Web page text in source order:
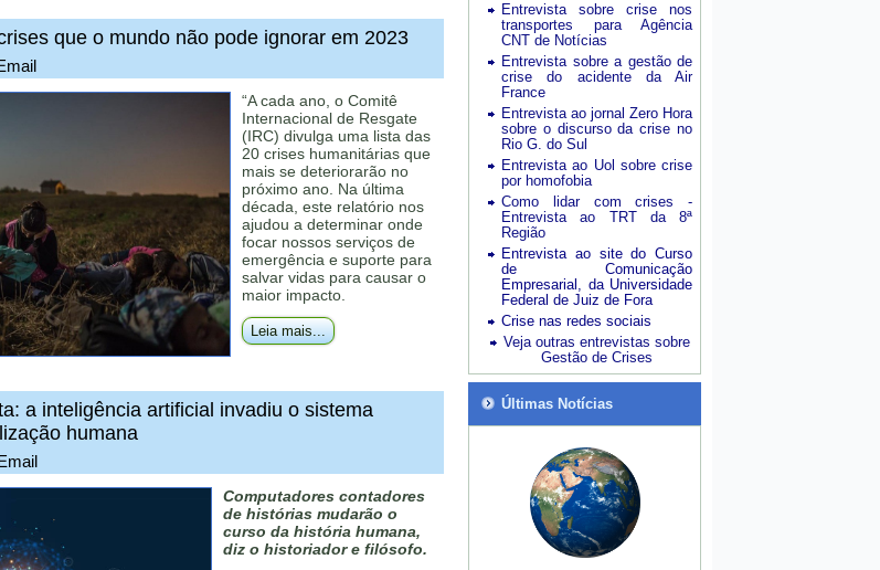
que o mundo não pode ignorar em 2023
“A cada ano, o Comitê
Internacional de Resgate
(IRC) divulga uma lista das
20 crises humanitárias que
mais se deteriorarão no
próximo ano. Na última
década, este relatório nos
ajudou a determinar onde
focar nossos serviços de
emergência e suporte para
salvar vidas para causar o
maior impacto.
Leia mais...
a inteligência artificial invadiu o sistema
humana
Computadores contadores
de histórias mudarão o
curso da história humana,
diz o historiador e filósofo.
Entrevista sobre crise nos
transportes para Agência
CNT de Notícias
Entrevista sobre a gestão de
crise do acidente da Air
France
Entrevista ao jornal Zero Hora
sobre o discurso da crise no
Rio G. do Sul
Entrevista ao Uol sobre crise
por homofobia
Como lidar com crises -
Entrevista ao TRT da 8ª
Região
Entrevista ao site do Curso
de Comunicação
Empresarial, da Universidade
Federal de Juiz de Fora
Crise nas redes sociais
Veja outras entrevistas sobre
Gestão de Crises
Últimas Notícias